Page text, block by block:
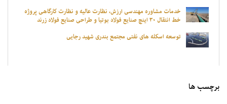
خدمات مشاوره مهندسی ارزش، نظارت عالیه و نظارت کارگاهی پروژه
خط انتقال ۳۰ اینچ صنایع فولاد بوتیا و طراحی صنایع فولاد زرند
توسعه اسکله های نفتی مجتمع بندری شهید رجایی
برچسب ها